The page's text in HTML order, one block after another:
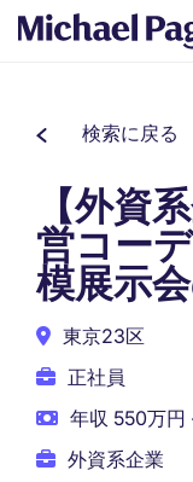
検索に戻る
【外資
営コー
模展示
東京23区
正社員
年収 550万円
外資系企業